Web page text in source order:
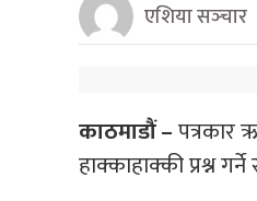
एशिया सञ्‍चार
काठमाडौं –पत्रकार
हाक्काहाक्की प्रश्न